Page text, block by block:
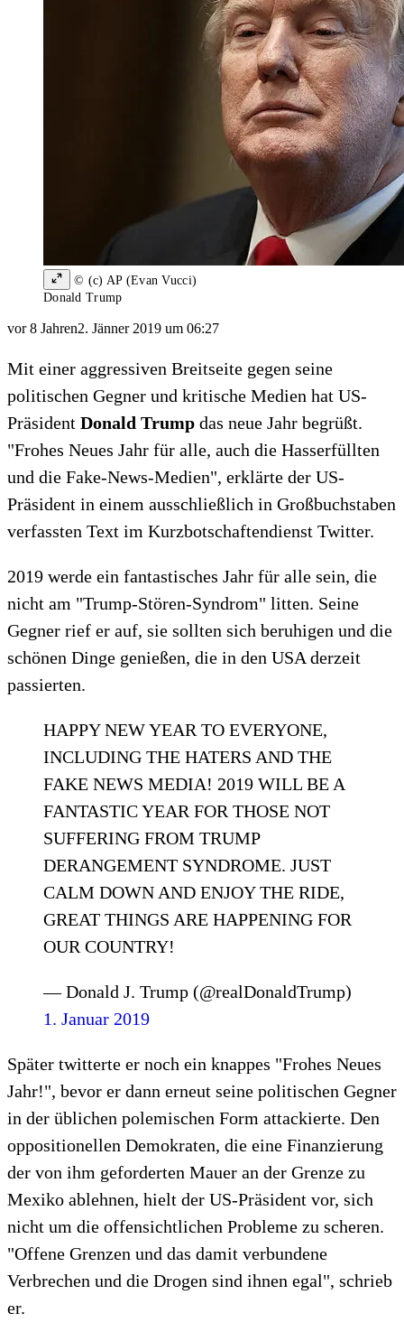
© (c) AP (Evan Vucci)
Donald Trump
vor 8 Jahren2. Jänner 2019 um 06:27
Mit einer aggressiven Breitseite gegen seine
politischen Gegner und kritische Medien hat US-
Präsident Donald Trump das neue Jahr begrüßt.
"Frohes Neues Jahr für alle, auch die Hasserfüllten
und die Fake-News-Medien", erklärte der US-
Präsident in einem ausschließlich in Großbuchstaben
verfassten Text im Kurzbotschaftendienst Twitter.
2019 werde ein fantastisches Jahr für alle sein, die
nicht am "Trump-Stören-Syndrom" litten. Seine
Gegner rief er auf, sie sollten sich beruhigen und die
schönen Dinge genießen, die in den USA derzeit
passierten.
HAPPY NEW YEAR TO EVERYONE,
INCLUDING THE HATERS AND THE
FAKE NEWS MEDIA! 2019 WILL BE A
FANTASTIC YEAR FOR THOSE NOT
SUFFERING FROM TRUMP
DERANGEMENT SYNDROME. JUST
CALM DOWN AND ENJOY THE RIDE,
GREAT THINGS ARE HAPPENING FOR
OUR COUNTRY!
— Donald J. Trump (@realDonaldTrump)
1. Januar 2019
Später twitterte er noch ein knappes "Frohes Neues
Jahr!", bevor er dann erneut seine politischen Gegner
in der üblichen polemischen Form attackierte. Den
oppositionellen Demokraten, die eine Finanzierung
der von ihm geforderten Mauer an der Grenze zu
Mexiko ablehnen, hielt der US-Präsident vor, sich
nicht um die offensichtlichen Probleme zu scheren.
"Offene Grenzen und das damit verbundene
Verbrechen und die Drogen sind ihnen egal", schrieb
er.